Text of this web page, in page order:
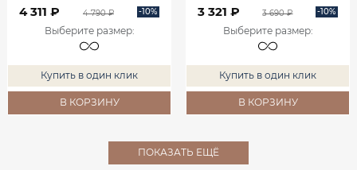
4 311 ₽ 4 790 ₽ -10%
Выберите размер:
Купить в один клик
В КОРЗИНУ
3 321 ₽ 3 690 ₽ -10%
Выберите размер:
Купить в один клик
В КОРЗИНУ
ПОКАЗАТЬ ЕЩЁ